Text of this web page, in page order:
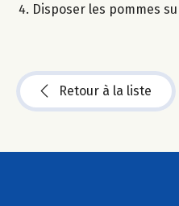
Disposer les pommes
Retour à la liste